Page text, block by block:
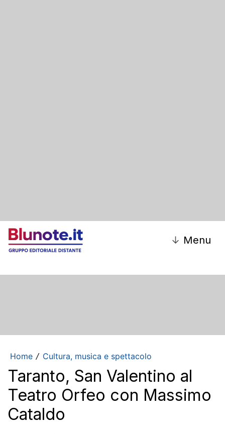
↓ Menu
Home / Cultura, musica e spettacolo
Taranto, San Valentino al
Teatro Orfeo con Massimo
Cataldo